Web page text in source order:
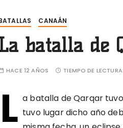
CANAÁN
La batalla de
HACE 12 AÑOS TIEMPO DE LECTURA:
L a batalla de Qarqar
tuvo lugar dicho año